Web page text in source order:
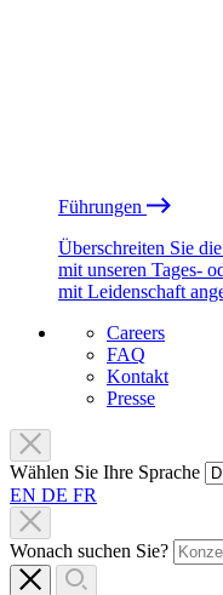
Führungen
Überschreiten Sie
mit unseren Tages-
mit Leidenschaft
Careers
FAQ
Kontakt
Presse
Wählen Sie Ihre Sprache
EN DE FR
Wonach suchen Sie?